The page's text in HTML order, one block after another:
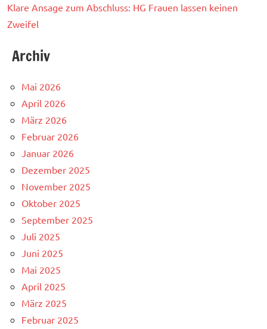
Klare Ansage zum Abschluss: HG Frauen lassen keinen
Zweifel
Archiv
Mai 2026
April 2026
März 2026
Februar 2026
Januar 2026
Dezember 2025
November 2025
Oktober 2025
September 2025
Juli 2025
Juni 2025
Mai 2025
April 2025
März 2025
Februar 2025